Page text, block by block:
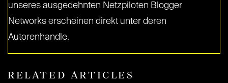
unseres ausgedehnten Netzpiloten Blogger
Networks erscheinen direkt unter deren
Autorenhandle.
RELATED ARTICLES